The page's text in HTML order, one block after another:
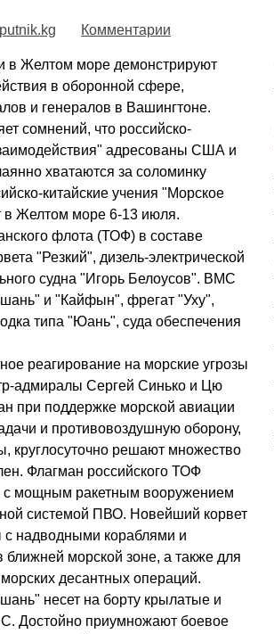
Комментарии
Желтом море демонстрируют
в оборонной сфере,
и генералов в Вашингтоне.
сомнений, что российско-
адресованы США и
хватаются за соломинку
китайские учения "Морское
в Желтом море 6-13 июля.
флота (ТОФ) в составе
"Резкий", дизель-электрической
судна "Игорь Белоусов". ВМС
и "Кайфын", фрегат "Уху",
типа "Юань", суда обеспечения
реагирование на морские угрозы
адмиралы Сергей Синько и Цю
при поддержке морской авиации
и противовоздушную оборону,
круглосуточно решают множество
Флагман российского ТОФ
с мощным ракетным вооружением
системой ПВО. Новейший корвет
с надводными кораблями и
морской зоне, а также для
десантных операций.
несет на борту крылатые и
Достойно приумножают боевое